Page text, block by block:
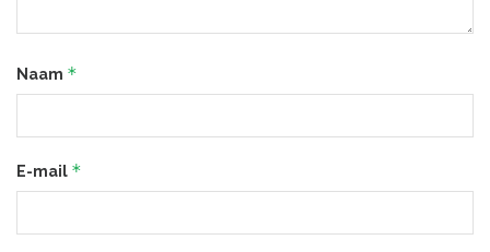
Naam *
E-mail *